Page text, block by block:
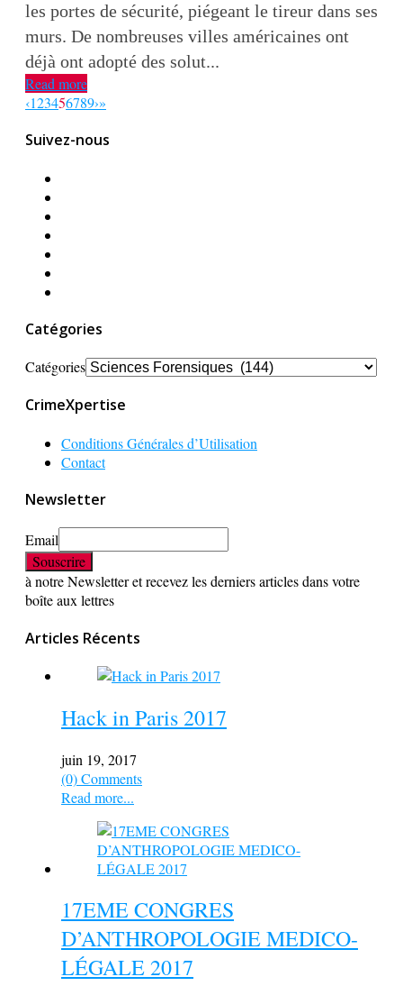
les portes de sécurité, piégeant le tireur dans ses
murs. De nombreuses villes américaines ont
déjà ont adopté des solut...
Read more
‹123456789›»
Suivez-nous
Catégories
Catégories
CrimeXpertise
Conditions Générales d’Utilisation
Contact
Newsletter
Email
à notre Newsletter et recevez les derniers articles dans votre
boîte aux lettres
Articles Récents
Hack in Paris 2017
juin 19, 2017
(0) Comments
Read more...
17EME CONGRES
D’ANTHROPOLOGIE MEDICO-
LÉGALE 2017